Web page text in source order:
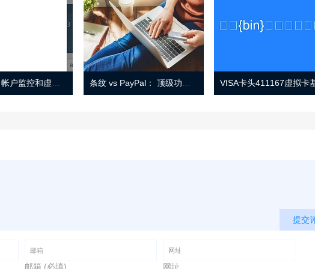
提交
邮箱 (必填) 网址